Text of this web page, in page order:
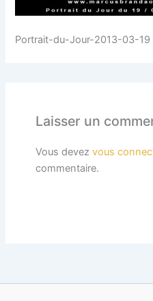
Portrait-du-Jour-2013-03-19
Laisser un
Vous devez vous
commentaire.